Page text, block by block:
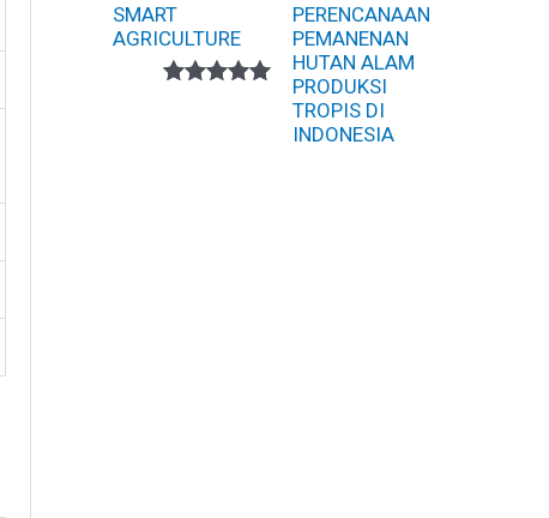
SMART
AGRICULTURE
PERENCANAAN
PEMANENAN
HUTAN ALAM
PRODUKSI
TROPIS DI
INDONESIA